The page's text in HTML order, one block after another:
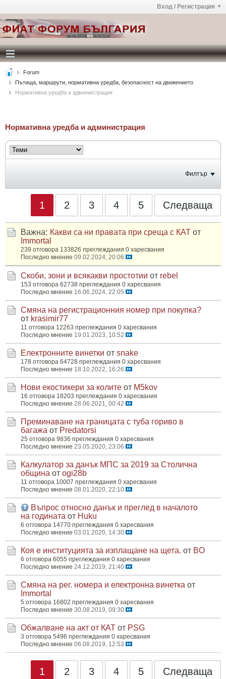
Вход / Регистрация
Forum
Пътища, маршрути, нормативна уредба, безопасност на движението
Нормативна уредба и администрация
Нормативна уредба и администрация
Филтър
1 2 3 4 5 Следваща
Важна: Какви са ни правата при среща с КАТ от
Immortal
239 отговора 133826 преглеждания 0 харесвания
Последно мнение 09.02.2024, 20:06
Скоби, зони и всякакви простотии от rebel
153 отговора 62738 преглеждания 0 харесвания
Последно мнение 16.06.2024, 22:05
Смяна на регистрационния номер при покупка?
от krasimir77
11 отговора 12263 преглеждания 0 харесвания
Последно мнение 19.01.2023, 10:52
Електронните винетки от snake
178 отговора 64728 преглеждания 0 харесвания
Последно мнение 18.10.2022, 16:26
Нови екостикери за колите от M5kov
16 отговора 18203 преглеждания 0 харесвания
Последно мнение 28.06.2021, 00:42
Преминаване на границата с туба гориво в
багажа от Predatorsi
25 отговора 9836 преглеждания 0 харесвания
Последно мнение 23.05.2020, 23:06
Калкулатор за данък МПС за 2019 за Столична
община от ogi28b
11 отговора 10007 преглеждания 0 харесвания
Последно мнение 08.01.2020, 22:10
Въпрос относно данък и преглед в началото
на годината от Huku
6 отговора 14770 преглеждания 0 харесвания
Последно мнение 03.01.2020, 14:30
Коя е институцията за изплащане на щета. от BO
6 отговора 6055 преглеждания 0 харесвания
Последно мнение 24.12.2019, 21:40
Смяна на рег. номера и електронна винетка от
Immortal
5 отговора 16802 преглеждания 0 харесвания
Последно мнение 30.08.2019, 09:30
Обжалване на акт от КАТ от PSG
3 отговора 5496 преглеждания 0 харесвания
Последно мнение 06.08.2019, 12:53
1 2 3 4 5 Следваща